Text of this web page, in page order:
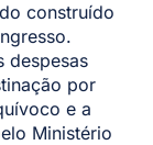
construído
despesas
por
e a
Ministério